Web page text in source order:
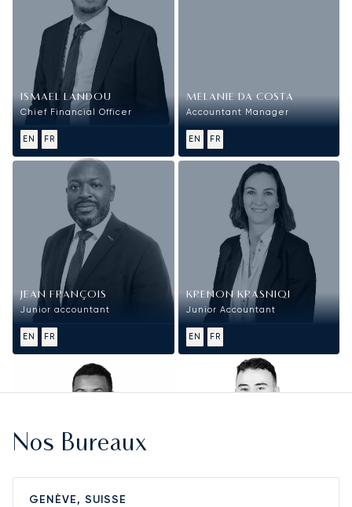
ISMAEL LANDOU
Chief Financial Officer
EN FR
MELANIE DA COSTA
Accountant Manager
EN FR
JEAN FRANÇOIS
Junior accountant
EN FR
KRENON KRASNIQI
Junior Accountant
EN FR
Nos Bureaux
GENÈVE, SUISSE